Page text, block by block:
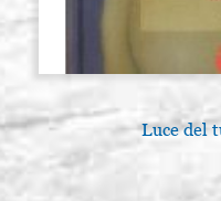
Luce del